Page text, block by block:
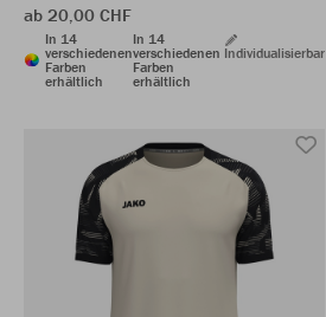
ab 20,00 CHF
In 14
verschiedenen
Farben
erhältlich
In 14
verschiedenen
Farben
erhältlich
Individualisierbar